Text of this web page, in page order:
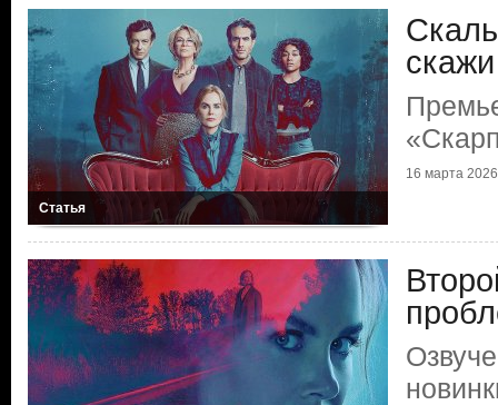
Статья
скажи
16 марта 2026